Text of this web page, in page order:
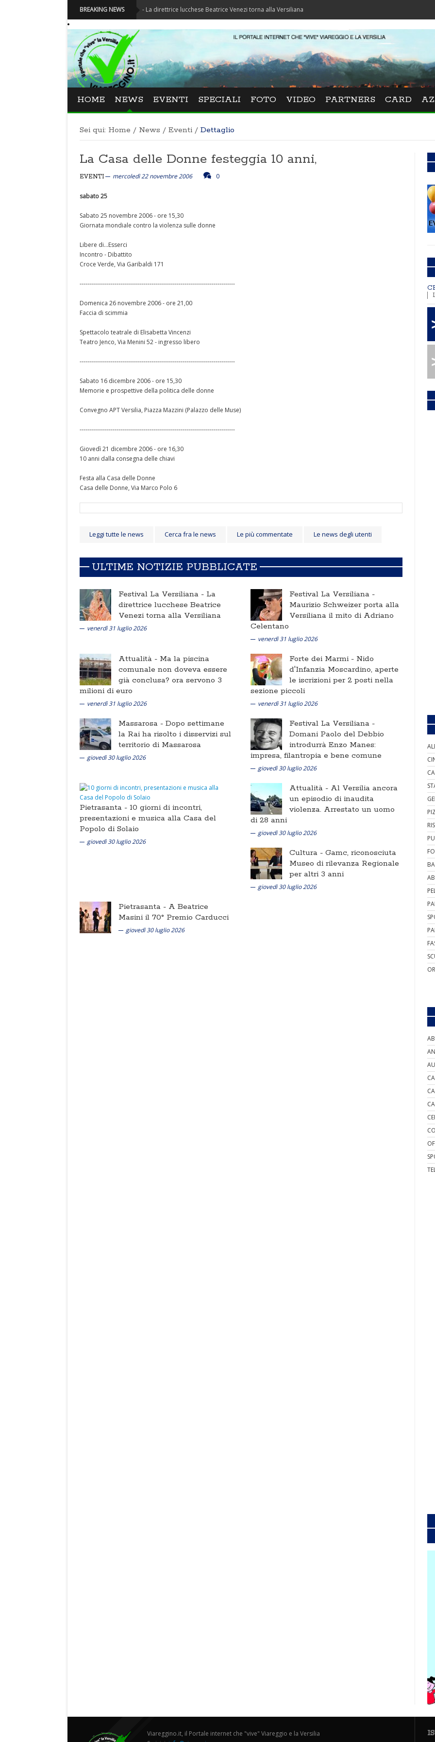
BREAKING NEWS
Festival La Versiliana - La direttrice lucchese Beatrice Venezi torna alla Versiliana
HOME NEWS EVENTI SPECIALI FOTO VIDEO PARTNERS CARD
Sei qui: Home / News / Eventi / Dettaglio
La Casa delle Donne festeggia 10 anni,
EVENTI mercoledì 22 novembre 2006 0
sabato 25
Sabato 25 novembre 2006 - ore 15,30
Giornata mondiale contro la violenza sulle donne
Libere di…Esserci
Incontro - Dibattito
Croce Verde, Via Garibaldi 171
--------------------------------------------------------------------------------
Domenica 26 novembre 2006 - ore 21,00
Faccia di scimmia
Spettacolo teatrale di Elisabetta Vincenzi
Teatro Jenco, Via Menini 52 - ingresso libero
--------------------------------------------------------------------------------
Sabato 16 dicembre 2006 - ore 15,30
Memorie e prospettive della politica delle donne
Convegno APT Versilia, Piazza Mazzini (Palazzo delle Muse)
--------------------------------------------------------------------------------
Giovedì 21 dicembre 2006 - ore 16,30
10 anni dalla consegna delle chiavi
Festa alla Casa delle Donne
Casa delle Donne, Via Marco Polo 6
Leggi tutte le news Cerca fra le news Le più commentate Le news degli utenti
ULTIME NOTIZIE PUBBLICATE
Festival La Versiliana - La
direttrice lucchese Beatrice
Venezi torna alla Versiliana
venerdì 31 luglio 2026
Festival La Versiliana -
Maurizio Schweizer porta alla
Versiliana il mito di Adriano
Celentano
venerdì 31 luglio 2026
Attualità - Ma la piscina
comunale non doveva essere
già conclusa? ora servono 3
milioni di euro
venerdì 31 luglio 2026
Forte dei Marmi - Nido
d'Infanzia Moscardino, aperte
le iscrizioni per 2 posti nella
sezione piccoli
venerdì 31 luglio 2026
Massarosa - Dopo settimane
la Rai ha risolto i disservizi sul
territorio di Massarosa
giovedì 30 luglio 2026
Festival La Versiliana -
Domani Paolo del Debbio
introdurrà Enzo Manes:
impresa, filantropia e bene comune
giovedì 30 luglio 2026
Pietrasanta - 10 giorni di incontri,
presentazioni e musica alla Casa del
Popolo di Solaio
giovedì 30 luglio 2026
Attualità - Al Versilia ancora
un episodio di inaudita
violenza. Arrestato un uomo
di 28 anni
giovedì 30 luglio 2026
Cultura - Gamc, riconosciuta
Museo di rilevanza Regionale
per altri 3 anni
giovedì 30 luglio 2026
Pietrasanta - A Beatrice
Masini il 70° Premio Carducci
giovedì 30 luglio 2026
Viareggino.it, il Portale internet che "vive" Viareggio e la Versilia